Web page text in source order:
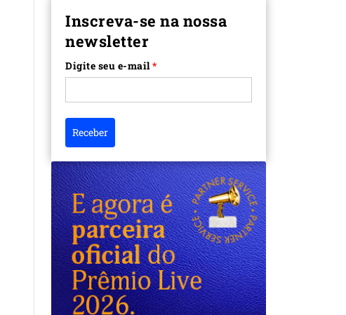
Inscreva-se na nossa
newsletter
Digite seu e-mail*
Receber